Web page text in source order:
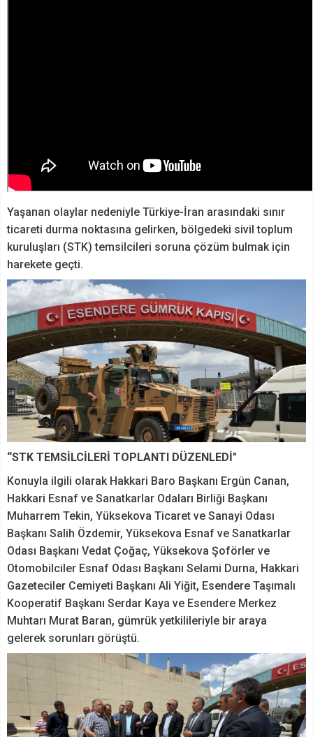
Yaşanan olaylar nedeniyle Türkiye-İran arasındaki sınır
ticareti durma noktasına gelirken, bölgedeki sivil toplum
kuruluşları (STK) temsilcileri soruna çözüm bulmak için
harekete geçti.
“STK TEMSİLCİLERİ TOPLANTI DÜZENLEDİ"
Konuyla ilgili olarak Hakkari Baro Başkanı Ergün Canan,
Hakkari Esnaf ve Sanatkarlar Odaları Birliği Başkanı
Muharrem Tekin, Yüksekova Ticaret ve Sanayi Odası
Başkanı Salih Özdemir, Yüksekova Esnaf ve Sanatkarlar
Odası Başkanı Vedat Çoğaç, Yüksekova Şoförler ve
Otomobilciler Esnaf Odası Başkanı Selami Durna, Hakkari
Gazeteciler Cemiyeti Başkanı Ali Yiğit, Esendere Taşımalı
Kooperatif Başkanı Serdar Kaya ve Esendere Merkez
Muhtarı Murat Baran, gümrük yetkilileriyle bir araya
gelerek sorunları görüştü.